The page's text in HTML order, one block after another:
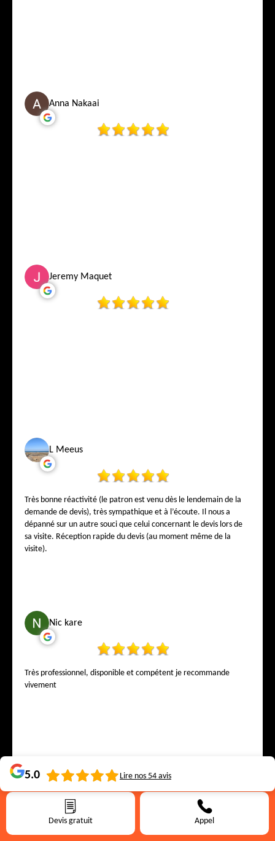
Devis gratuit Appel
Anna Nakaai
Jeremy Maquet
L Meeus
Très bonne réactivité (le patron est venu dès le lendemain de la
demande de devis), très sympathique et à l’écoute. Il nous a
dépanné sur un autre souci que celui concernant le devis lors de
sa visite. Réception rapide du devis (au moment même de la
visite).
Nic kare
Très professionnel, disponible et compétent je recommande
vivement
5.0 Lire nos 54 avis